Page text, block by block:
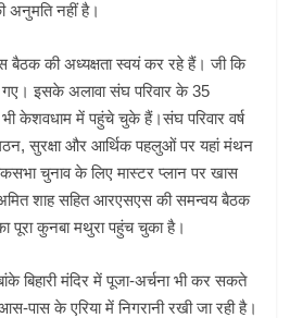
अनुमति नहीं है।
बैठक की अध्यक्षता स्वयं कर रहे हैं। जी कि
इसके अलावा संघ परिवार के 35
केशवधाम में पहुंचे चुके हैं।संघ परिवार वर्ष
सुरक्षा और आर्थिक पहलुओं पर यहां मंथन
चुनाव के लिए मास्टर प्लान पर खास
अमित शाह सहित आरएसएस की समन्वय बैठक
पूरा कुनबा मथुरा पहुंच चुका है।
बिहारी मंदिर में पूजा-अर्चना भी कर सकते
के एरिया में निगरानी रखी जा रही है।